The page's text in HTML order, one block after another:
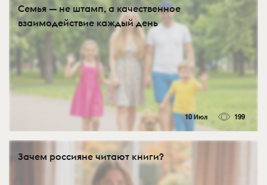
Семья — не штамп, а качественное
взаимодействие каждый день
10 Июл 199
Зачем россияне читают книги?